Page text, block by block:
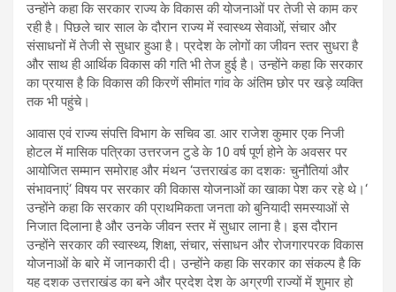
उन्होंने कहा कि सरकार राज्य के विकास की योजनाओं पर तेजी से काम कर
रही है। पिछले चार साल के दौरान राज्य में स्वास्थ्य सेवाओं, संचार और
संसाधनों में तेजी से सुधार हुआ है। प्रदेश के लोगों का जीवन स्तर सुधरा है
और साथ ही आर्थिक विकास की गति भी तेज हुई है। उन्होंने कहा कि सरकार
का प्रयास है कि विकास की किरणें सीमांत गांव के अंतिम छोर पर खड़े व्यक्ति
तक भी पहुंचे।
आवास एवं राज्य संपत्ति विभाग के सचिव डा. आर राजेश कुमार एक निजी
होटल में मासिक पत्रिका उत्तरजन टुडे के 10 वर्ष पूर्ण होने के अवसर पर
आयोजित सम्मान समोराह और मंथन ‘उत्तराखंड का दशकः चुनौतियां और
संभावनाएं‘ विषय पर सरकार की विकास योजनाओं का खाका पेश कर रहे थे।‘
उन्होंने कहा कि सरकार की प्राथमिकता जनता को बुनियादी समस्याओं से
निजात दिलाना है और उनके जीवन स्तर में सुधार लाना है। इस दौरान
उन्होंने सरकार की स्वास्थ्य, शिक्षा, संचार, संसाधन और रोजगारपरक विकास
योजनाओं के बारे में जानकारी दी। उन्होंने कहा कि सरकार का संकल्प है कि
यह दशक उत्तराखंड का बने और प्रदेश देश के अग्रणी राज्यों में शुमार हो